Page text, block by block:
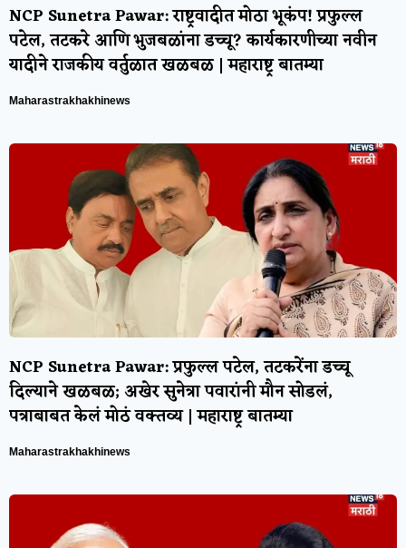
NCP Sunetra Pawar: राष्ट्रवादीत मोठा भूकंप! प्रफुल्ल
पटेल, तटकरे आणि भुजबळांना डच्चू? कार्यकारणीच्या नवीन
यादीने राजकीय वर्तुळात खळबळ | महाराष्ट्र बातम्या
Maharastrakhakhinews
NCP Sunetra Pawar: प्रफुल्ल पटेल, तटकरेंना डच्चू
दिल्याने खळबळ; अखेर सुनेत्रा पवारांनी मौन सोडलं,
पत्राबाबत केलं मोठं वक्तव्य | महाराष्ट्र बातम्या
Maharastrakhakhinews